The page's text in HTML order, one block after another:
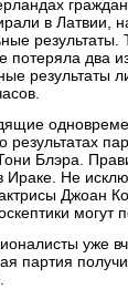
в Латвии,
потеряла два
результаты
результатах
Блэра.
Ираке. Не
Джоан
могут
уже
партия